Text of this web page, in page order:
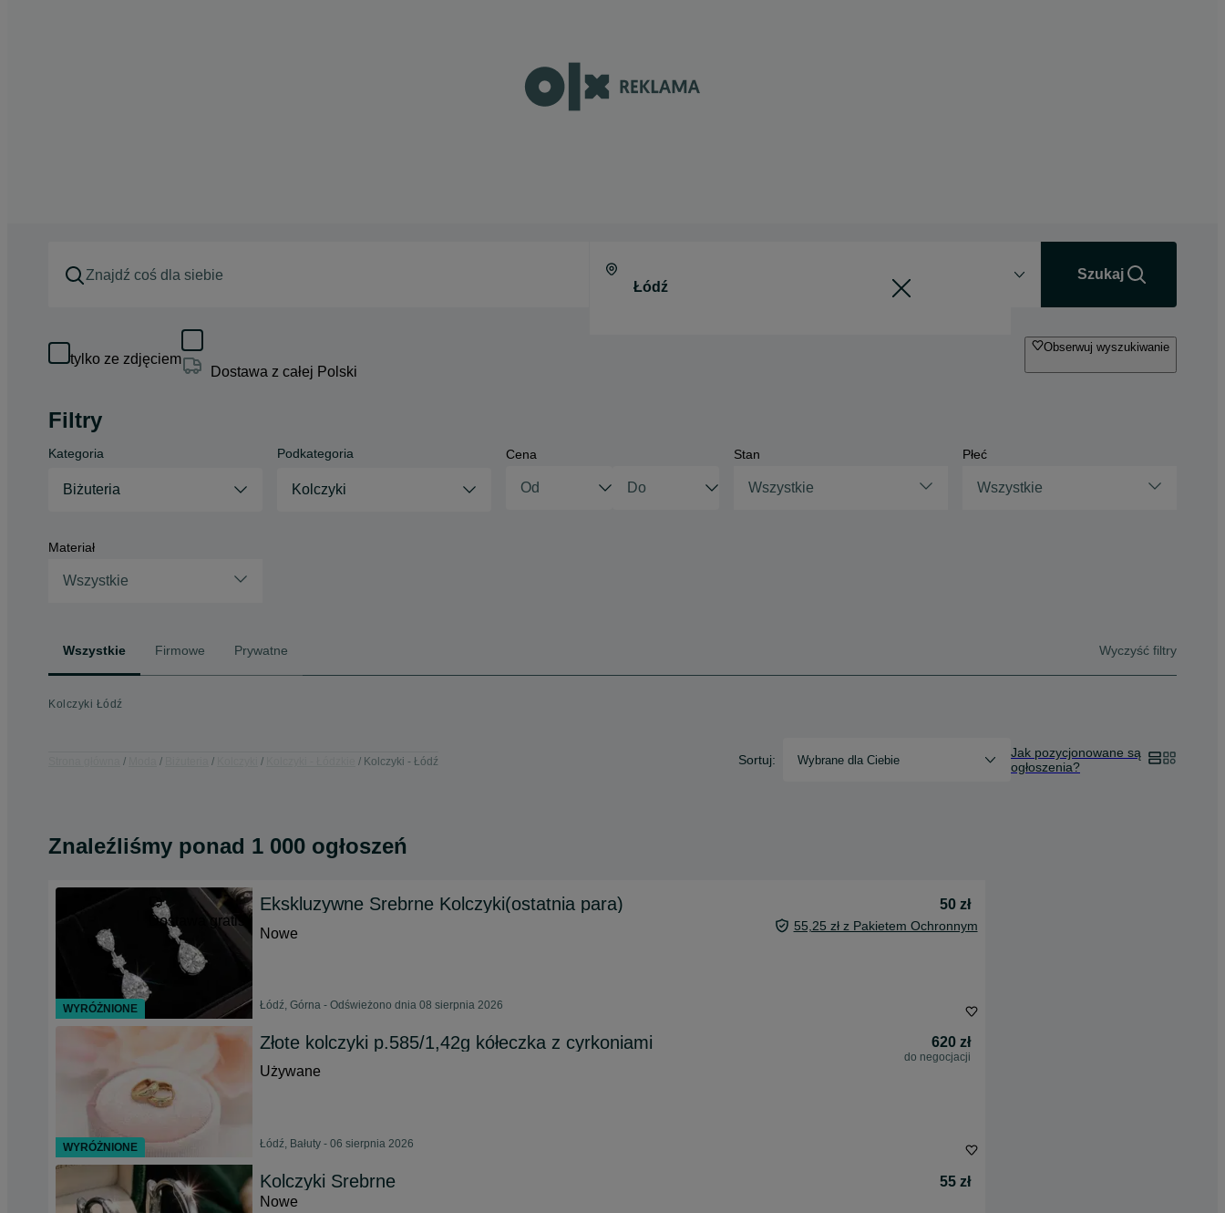
Szukaj
tylko ze zdjęciem
Dostawa z całej Polski
Obserwuj wyszukiwanie
Filtry
Kategoria
Biżuteria
Podkategoria
Kolczyki
Cena Stan
Wszystkie
Płeć
Wszystkie
Materiał
Wszystkie
Wszystkie Firmowe Prywatne Wyczyść filtry
Kolczyki Łódź
Kolczyki - Łódź Sortuj: Wybrane dla Ciebie
Jak pozycjonowane są
ogłoszenia?
Znaleźliśmy ponad 1 000 ogłoszeń
Dostawa gratis
Ekskluzywne Srebrne Kolczyki(ostatnia para)
50 zł
Nowe
55,25 zł z Pakietem Ochronnym
Łódź, Górna - Odświeżono dnia 08 sierpnia 2026
Złote kolczyki p.585/1,42g kółeczka z cyrkoniami 620 zł
do negocjacji
Używane
Łódź, Bałuty - 06 sierpnia 2026
Kolczyki Srebrne
55 zł
Nowe
WYRÓŻNIONE
WYRÓŻNIONE